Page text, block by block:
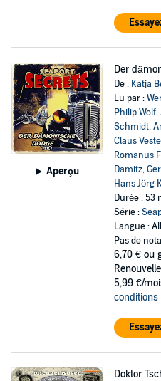
Aperçu
Der
De : Katja
Lu par :
Philip Wolf,
Schmidt,
Claus
Romanus
Damitz,
Hans Jörg
Durée : 53
Série :
Langue :
Pas de
6,70 € ou
5,99 €/
Doktor